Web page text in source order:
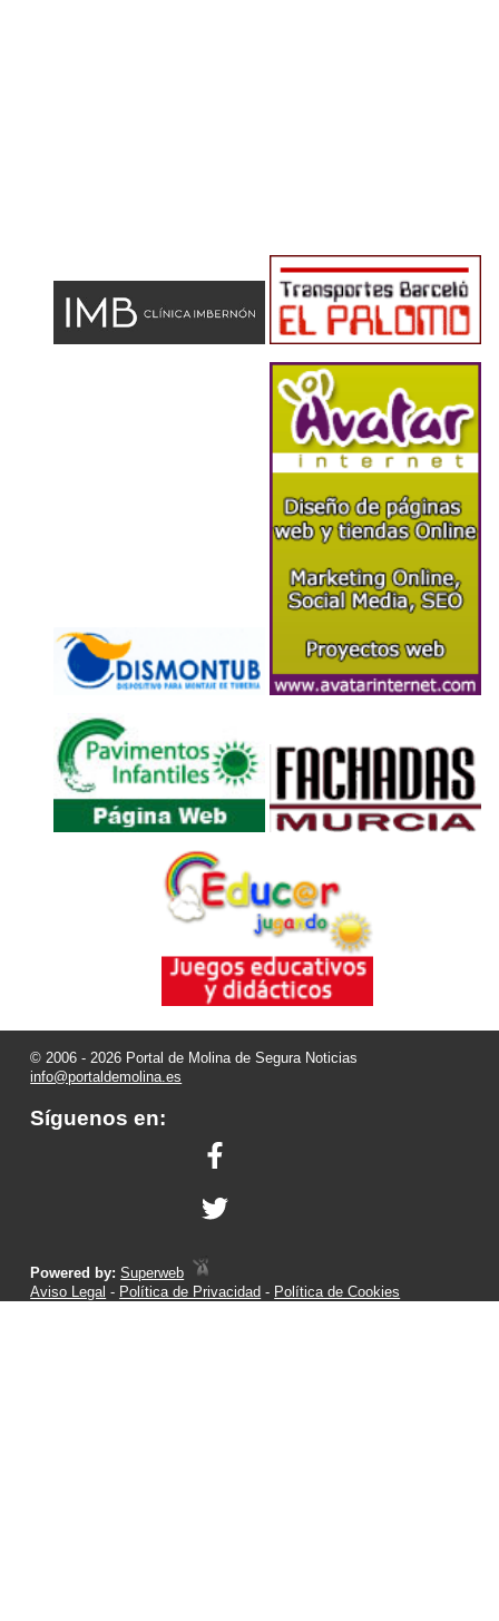
© 2006 - 2026 Portal de Molina de Segura Noticias
info@portaldemolina.es
Síguenos en:
Powered by:Superweb
Aviso Legal - Política de Privacidad - Política de Cookies